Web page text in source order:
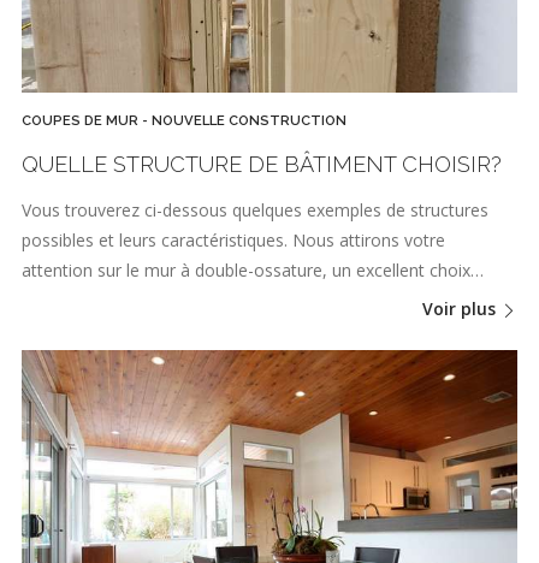
COUPES DE MUR - NOUVELLE CONSTRUCTION
QUELLE STRUCTURE DE BÂTIMENT CHOISIR?
Vous trouverez ci-dessous quelques exemples de structures
possibles et leurs caractéristiques. Nous attirons votre
attention sur le mur à double-ossature, un excellent choix…
Voir plus